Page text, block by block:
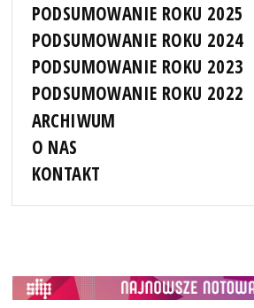
PODSUMOWANIE ROKU 2025
PODSUMOWANIE ROKU 2024
PODSUMOWANIE ROKU 2023
PODSUMOWANIE ROKU 2022
ARCHIWUM
O NAS
KONTAKT